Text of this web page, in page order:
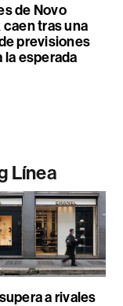
de Novo
tras una
previsiones
la esperada
Línea
a rivales